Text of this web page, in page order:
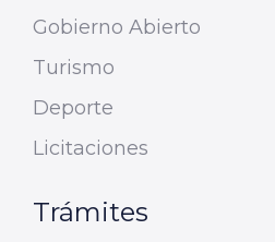
Gobierno Abierto
Turismo
Deporte
Licitaciones
Trámites